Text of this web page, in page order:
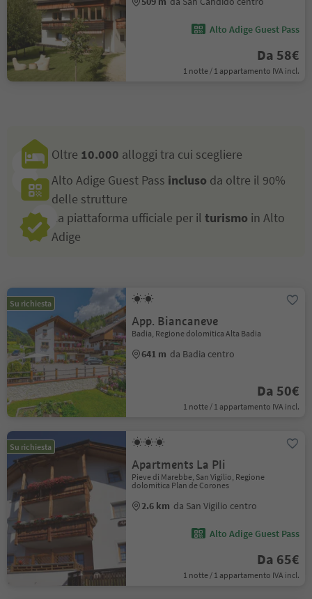
Alto Adige Guest Pass
Da 58€
1 notte / 1 appartamento IVA incl.
Oltre 10.000 alloggi tra cui scegliere
Alto Adige Guest Pass incluso da oltre il 90%
delle strutture
La piattaforma ufficiale per il turismo in Alto
Adige
Su richiesta
App. Biancaneve
Badia, Regione dolomitica Alta Badia
641 m da Badia centro
Da 50€
1 notte / 1 appartamento IVA incl.
Su richiesta
Apartments La Pli
Pieve di Marebbe, San Vigilio, Regione
dolomitica Plan de Corones
2.6 km da San Vigilio centro
Alto Adige Guest Pass
Da 65€
1 notte / 1 appartamento IVA incl.